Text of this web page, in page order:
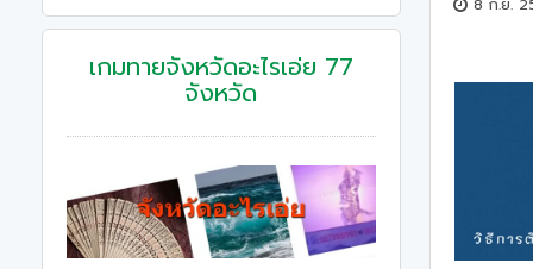
เกมทายจังหวัดอะไรเอ่ย 77
จังหวัด